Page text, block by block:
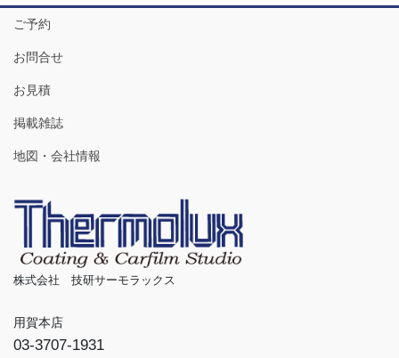
ご予約
お問合せ
お見積
掲載雑誌
地図・会社情報
株式会社 技研サーモラックス
用賀本店
03-3707-1931